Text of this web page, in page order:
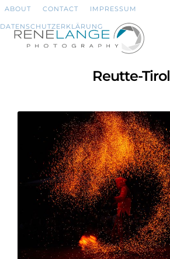
ABOUT CONTACT IMPRESSUM
DATENSCHUTZERKLÄRUNG
Reutte-Tirol